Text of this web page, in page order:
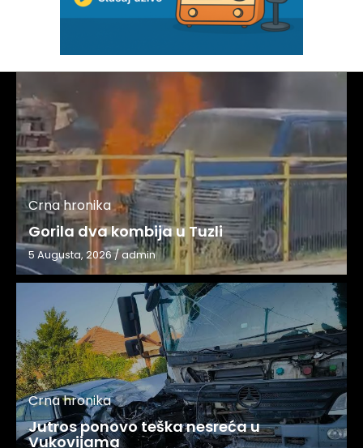
Crna hronika
Gorila dva kombija u Tuzli
5 Augusta, 2026/admin
Crna hronika
Jutros ponovo teška nesreća u
Vukovijama